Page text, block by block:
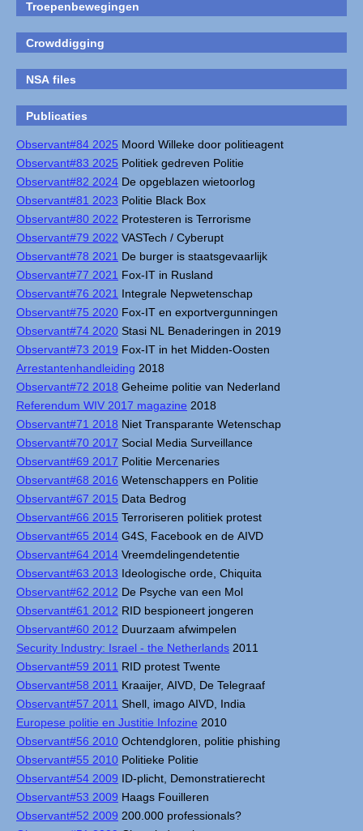
Troepenbewegingen
Crowddigging
NSA files
Publicaties
Observant#84 2025 Moord Willeke door politieagent
Observant#83 2025 Politiek gedreven Politie
Observant#82 2024 De opgeblazen wietoorlog
Observant#81 2023 Politie Black Box
Observant#80 2022 Protesteren is Terrorisme
Observant#79 2022 VASTech / Cyberupt
Observant#78 2021 De burger is staatsgevaarlijk
Observant#77 2021 Fox-IT in Rusland
Observant#76 2021 Integrale Nepwetenschap
Observant#75 2020 Fox-IT en exportvergunningen
Observant#74 2020 Stasi NL Benaderingen in 2019
Observant#73 2019 Fox-IT in het Midden-Oosten
Arrestantenhandleiding 2018
Observant#72 2018 Geheime politie van Nederland
Referendum WIV 2017 magazine 2018
Observant#71 2018 Niet Transparante Wetenschap
Observant#70 2017 Social Media Surveillance
Observant#69 2017 Politie Mercenaries
Observant#68 2016 Wetenschappers en Politie
Observant#67 2015 Data Bedrog
Observant#66 2015 Terroriseren politiek protest
Observant#65 2014 G4S, Facebook en de AIVD
Observant#64 2014 Vreemdelingendetentie
Observant#63 2013 Ideologische orde, Chiquita
Observant#62 2012 De Psyche van een Mol
Observant#61 2012 RID bespioneert jongeren
Observant#60 2012 Duurzaam afwimpelen
Security Industry: Israel - the Netherlands 2011
Observant#59 2011 RID protest Twente
Observant#58 2011 Kraaijer, AIVD, De Telegraaf
Observant#57 2011 Shell, imago AIVD, India
Europese politie en Justitie Infozine 2010
Observant#56 2010 Ochtendgloren, politie phishing
Observant#55 2010 Politieke Politie
Observant#54 2009 ID-plicht, Demonstratierecht
Observant#53 2009 Haags Fouilleren
Observant#52 2009 200.000 professionals?